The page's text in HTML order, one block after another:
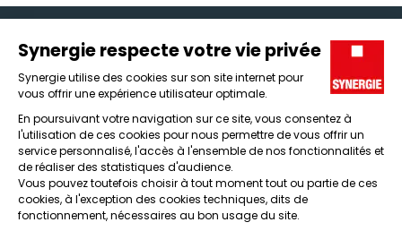
Icône d'illustration
Candidats
Entreprises
Icône d'illustration
Nos agences
Icône d'illustration
Conditions générales d'utilisation et mentions légales
Protection des données
Lanceur d'alertes